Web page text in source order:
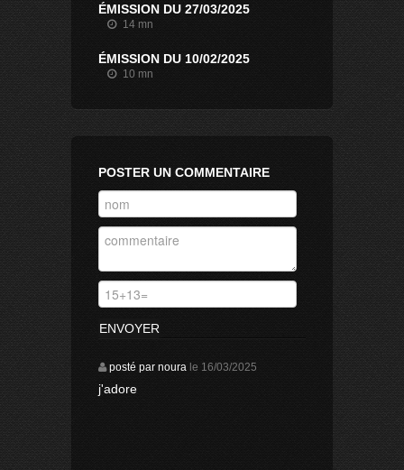
ÉMISSION DU 27/03/2025
14 mn
ÉMISSION DU 10/02/2025
10 mn
POSTER UN COMMENTAIRE
posté par noura le 16/03/2025
j'adore